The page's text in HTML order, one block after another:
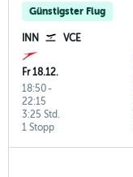
Günstigster Flug
INN VCE
Fr 18.12.
18:50-
22:15
1 Stopp
3:25 Std.